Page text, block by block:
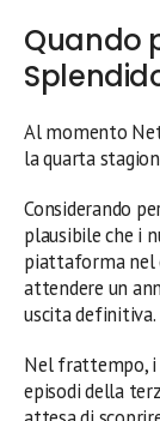
Quando
Al momento
la quarta
Considerando
plausibile che i
piattaforma nel
attendere un
uscita definitiva.
Nel frattempo, i
episodi della